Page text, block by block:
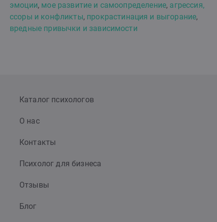
эмоции, мое развитие и самоопределение, агрессия,
ссоры и конфликты, прокрастинация и выгорание,
вредные привычки и зависимости
Каталог психологов
О нас
Контакты
Психолог для бизнеса
Отзывы
Блог